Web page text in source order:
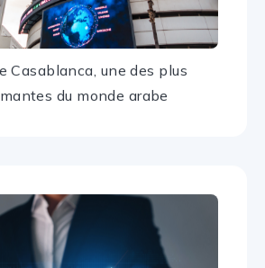
Casablanca, une des plus
du monde arabe